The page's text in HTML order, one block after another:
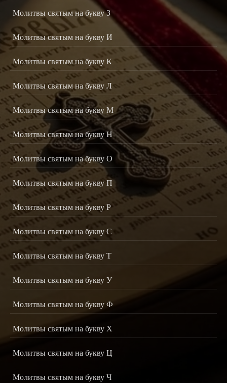
Молитвы святым на букву З
Молитвы святым на букву И
Молитвы святым на букву К
Молитвы святым на букву Л
Молитвы святым на букву М
Молитвы святым на букву Н
Молитвы святым на букву О
Молитвы святым на букву П
Молитвы святым на букву Р
Молитвы святым на букву С
Молитвы святым на букву Т
Молитвы святым на букву У
Молитвы святым на букву Ф
Молитвы святым на букву Х
Молитвы святым на букву Ц
Молитвы святым на букву Ч